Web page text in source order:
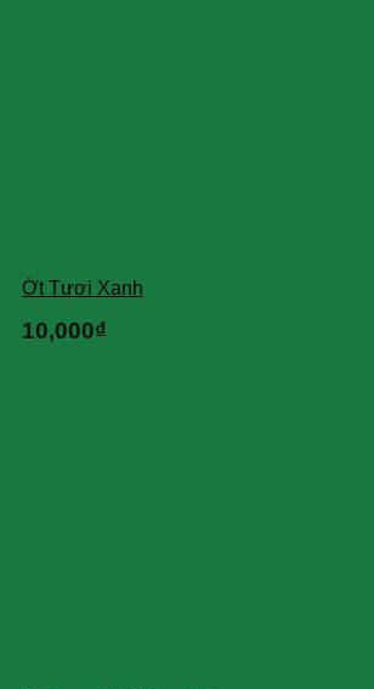
Ớt Tươi Xanh
10,000₫